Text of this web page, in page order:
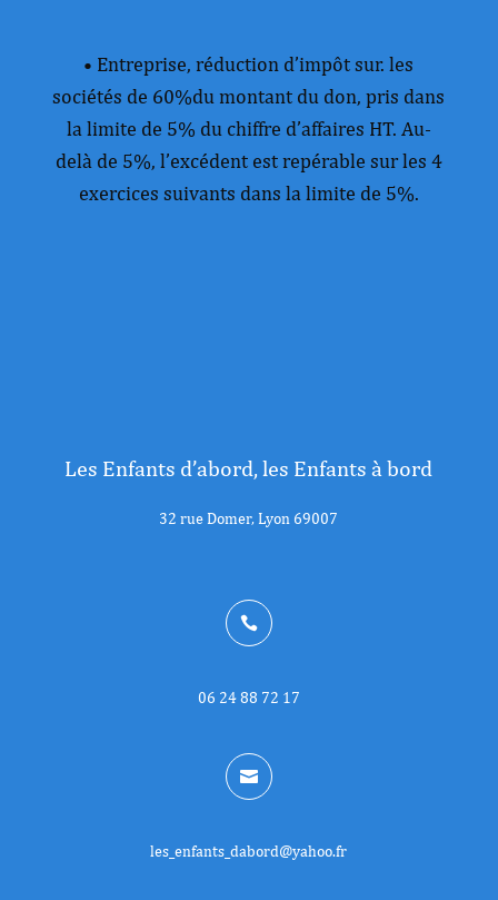
• Entreprise, réduction d’impôt sur. les
sociétés de 60%du montant du don, pris dans
la limite de 5% du chiffre d’affaires HT. Au-
delà de 5%, l’excédent est repérable sur les 4
exercices suivants dans la limite de 5%.
Les Enfants d’abord, les Enfants à bord
32 rue Domer, Lyon 69007

06 24 88 72 17

les_enfants_dabord@yahoo.fr